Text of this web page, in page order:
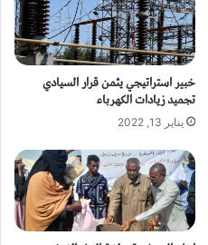
خبير استراتيجي يثمن قرار السيادي
تجميد زيادات الكهرباء
يناير 13, 2022